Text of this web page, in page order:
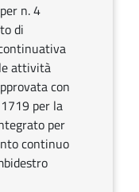
n. 4
di
attività
con
per la
per
continuo